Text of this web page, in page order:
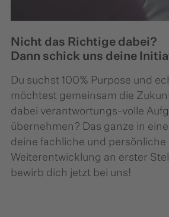
Nicht das Richtige dabei?
Dann schick uns deine
Du suchst 100% Purpose und
möchtest gemeinsam die
dabei verantwortungs-volle
übernehmen? Das ganze in
deine fachliche und persönliche
Weiterentwicklung an erster
bewirb dich jetzt bei uns!